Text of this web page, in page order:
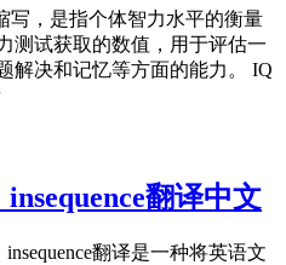
写，是指个体智力水平的衡量
测试获取的数值，用于评估一
解决和记忆等方面的能力。 IQ
翻译中文
insequence翻译是一种将英语文